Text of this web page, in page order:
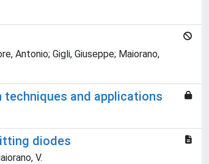
Antonio; Gigli, Giuseppe; Maiorano,
and applications
diodes
V.